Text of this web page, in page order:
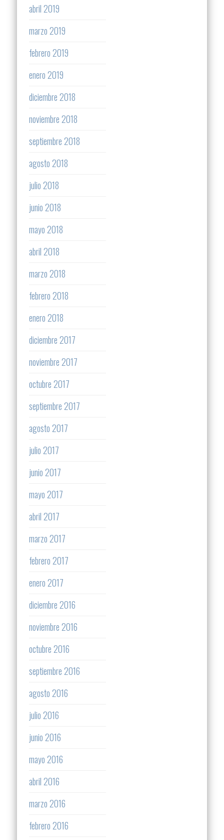
abril 2019
marzo 2019
febrero 2019
enero 2019
diciembre 2018
noviembre 2018
septiembre 2018
agosto 2018
julio 2018
junio 2018
mayo 2018
abril 2018
marzo 2018
febrero 2018
enero 2018
diciembre 2017
noviembre 2017
octubre 2017
septiembre 2017
agosto 2017
julio 2017
junio 2017
mayo 2017
abril 2017
marzo 2017
febrero 2017
enero 2017
diciembre 2016
noviembre 2016
octubre 2016
septiembre 2016
agosto 2016
julio 2016
junio 2016
mayo 2016
abril 2016
marzo 2016
febrero 2016